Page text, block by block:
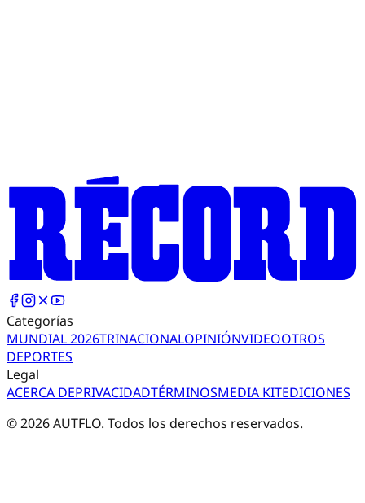
Categorías
MUNDIAL 2026TRINACIONALOPINIÓNVIDEOOTROS
DEPORTES
Legal
ACERCA DEPRIVACIDADTÉRMINOSMEDIA KITEDICIONES
©2026AUTFLO. Todos los derechos reservados.